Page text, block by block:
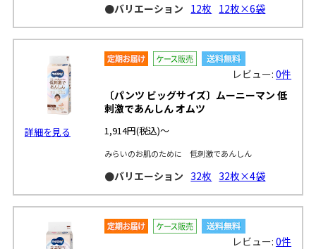
●バリエーション 12枚 12枚×6袋
詳細を見る
レビュー:0件
〔パンツ ビッグサイズ〕ムーニーマン 低
刺激であんしん オムツ
1,914円(税込)～
みらいのお肌のために 低刺激であんしん
●バリエーション 32枚 32枚×4袋
レビュー:0件